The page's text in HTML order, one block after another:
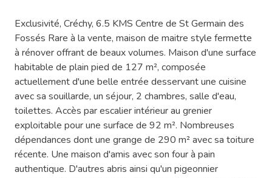
Exclusivité, Créchy, 6.5 KMS Centre de St Germain des
Fossés Rare à la vente, maison de maitre style fermette
à rénover offrant de beaux volumes. Maison d'une surface
habitable de plain pied de 127 m², composée
actuellement d'une belle entrée desservant une cuisine
avec sa souillarde, un séjour, 2 chambres, salle d'eau,
toilettes. Accès par escalier intérieur au grenier
exploitable pour une surface de 92 m². Nombreuses
dépendances dont une grange de 290 m² avec sa toiture
récente. Une maison d'amis avec son four à pain
authentique. D'autres abris ainsi qu'un pigeonnier